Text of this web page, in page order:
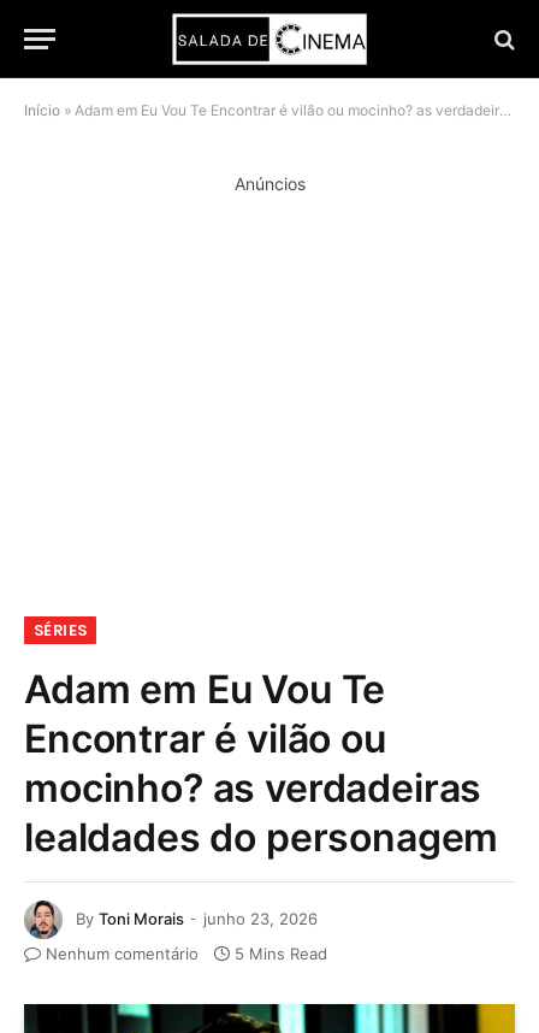
Início » Adam em Eu Vou Te Encontrar é vilão ou mocinho? as verdadeiras lealdades do personagem
Anúncios
SÉRIES
Adam em Eu Vou Te
Encontrar é vilão ou
mocinho? as verdadeiras
lealdades do personagem
By Toni Morais
junho 23, 2026
Nenhum comentário
5 Mins Read